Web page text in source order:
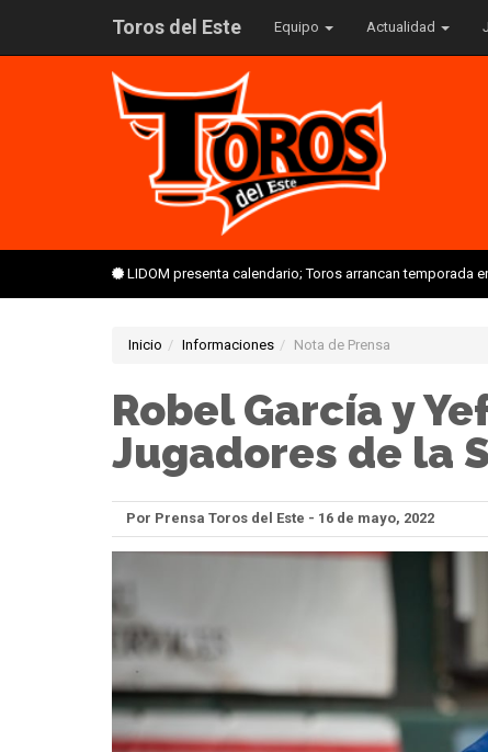
Toros del Este Equipo Actualidad
LIDOM presenta calendario; Toros arrancan temporada
Inicio Informaciones Nota de Prensa
Robel García y
Jugadores de la
Por Prensa Toros del Este - 16 de mayo, 2022